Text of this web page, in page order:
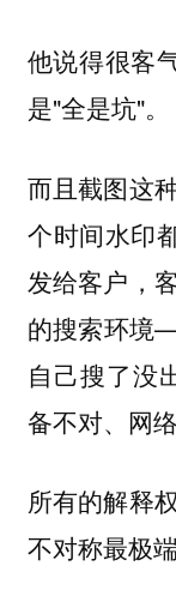
他说得很客
是"全是坑"。
而且截图这
个时间水印
发给客户，
的搜索环境
自己搜了没
备不对、网
所有的解释
不对称最极